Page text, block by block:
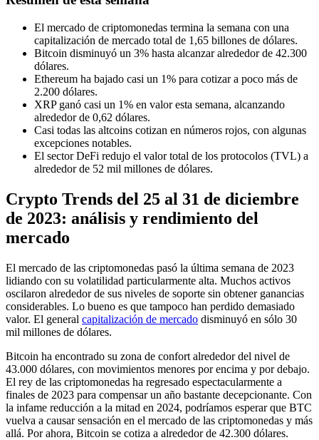
El mercado de criptomonedas termina la semana con una
capitalización de mercado total de 1,65 billones de dólares.
Bitcoin disminuyó un 3% hasta alcanzar alrededor de 42.300
dólares.
Ethereum ha bajado casi un 1% para cotizar a poco más de
2.200 dólares.
XRP ganó casi un 1% en valor esta semana, alcanzando
alrededor de 0,62 dólares.
Casi todas las altcoins cotizan en números rojos, con algunas
excepciones notables.
El sector DeFi redujo el valor total de los protocolos (TVL) a
alrededor de 52 mil millones de dólares.
Crypto Trends del 25 al 31 de diciembre
de 2023: análisis y rendimiento del
mercado
El mercado de las criptomonedas pasó la última semana de 2023
lidiando con su volatilidad particularmente alta. Muchos activos
oscilaron alrededor de sus niveles de soporte sin obtener ganancias
considerables. Lo bueno es que tampoco han perdido demasiado
valor. El general capitalización de mercado disminuyó en sólo 30
mil millones de dólares.
Bitcoin ha encontrado su zona de confort alrededor del nivel de
43.000 dólares, con movimientos menores por encima y por debajo.
El rey de las criptomonedas ha regresado espectacularmente a
finales de 2023 para compensar un año bastante decepcionante. Con
la infame reducción a la mitad en 2024, podríamos esperar que BTC
vuelva a causar sensación en el mercado de las criptomonedas y más
allá. Por ahora, Bitcoin se cotiza a alrededor de 42.300 dólares.